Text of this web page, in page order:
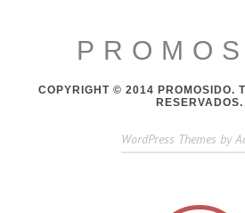
COPYRIGHT © 2014 PROMOSIDO.
RESERVADOS.
WordPress Themes by